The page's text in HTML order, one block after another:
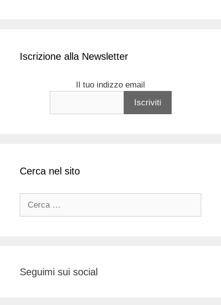
Iscrizione alla Newsletter
Il tuo indizzo email
Cerca nel sito
Seguimi sui social